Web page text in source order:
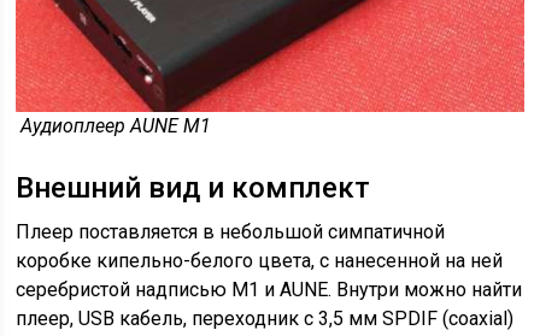
Аудиоплеер AUNE M1
Внешний вид и комплект
Плеер поставляется в небольшой симпатичной
коробке кипельно-белого цвета, с нанесенной на ней
серебристой надписью M1 и AUNE. Внутри можно найти
плеер, USB кабель, переходник с 3,5 мм SPDIF (coaxial)